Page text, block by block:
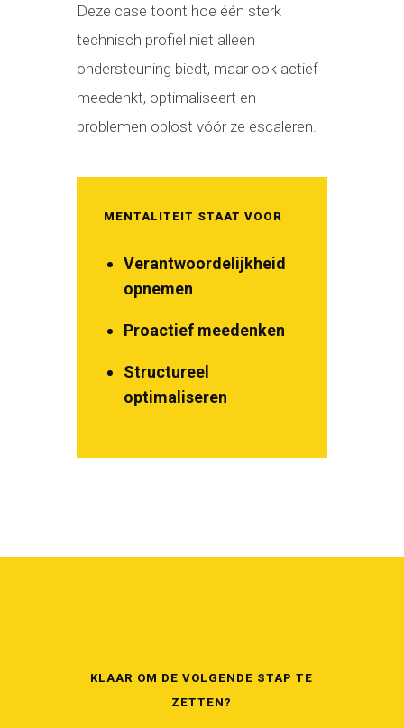
Deze case toont hoe één sterk
technisch profiel niet alleen
ondersteuning biedt, maar ook actief
meedenkt, optimaliseert en
problemen oplost vóór ze escaleren.
MENTALITEIT STAAT VOOR
Verantwoordelijkheid
opnemen
Proactief meedenken
Structureel
optimaliseren
KLAAR OM DE VOLGENDE STAP TE
ZETTEN?